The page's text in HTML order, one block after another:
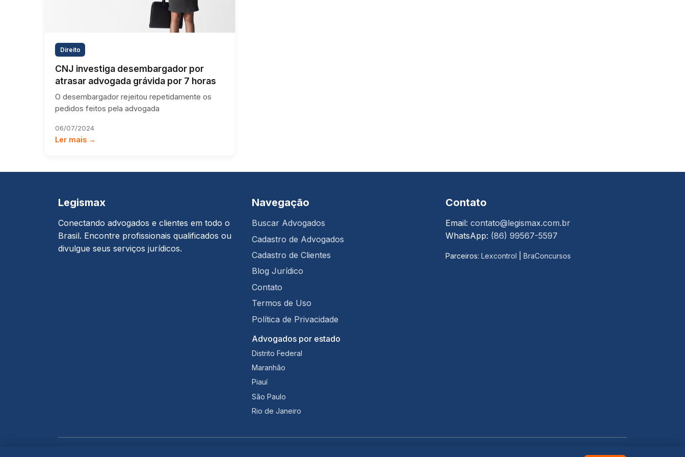
Direito
CNJ investiga desembargador por
atrasar advogada grávida por 7 horas
O desembargador rejeitou repetidamente os
pedidos feitos pela advogada
06/07/2024
Ler mais →
Legismax
Conectando advogados e clientes em todo o
Brasil. Encontre profissionais qualificados ou
divulgue seus serviços jurídicos.
Navegação
Buscar Advogados
Cadastro de Advogados
Cadastro de Clientes
Blog Jurídico
Contato
Termos de Uso
Política de Privacidade
Advogados por estado
Distrito Federal
Maranhão
Piauí
São Paulo
Rio de Janeiro
Contato
Email: contato@legismax.com.br
WhatsApp: (86) 99567-5597
Parceiros: Lexcontrol BraConcursos